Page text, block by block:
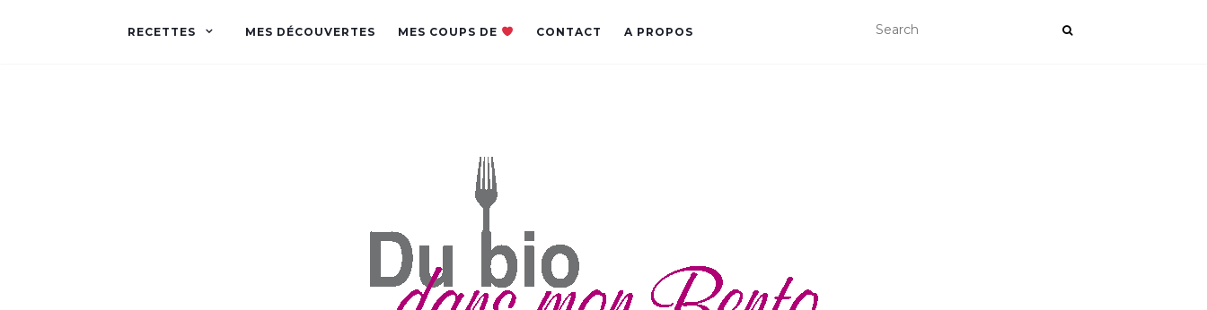
RECETTES MES DÉCOUVERTES MES COUPS DE CONTACT A PROPOS